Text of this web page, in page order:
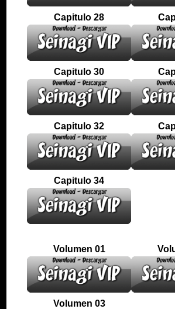
Capitulo 28
Capitulo 30
Capitulo 32
Capitulo 34
Volumen 01
Volumen 03